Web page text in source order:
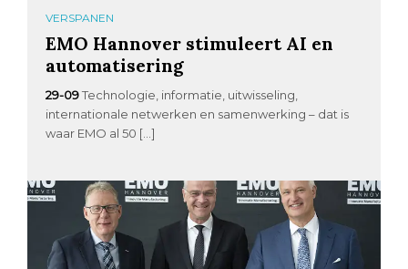
VERSPANEN
EMO Hannover stimuleert AI en
automatisering
29-09 Technologie, informatie, uitwisseling,
internationale netwerken en samenwerking – dat is
waar EMO al 50 […]